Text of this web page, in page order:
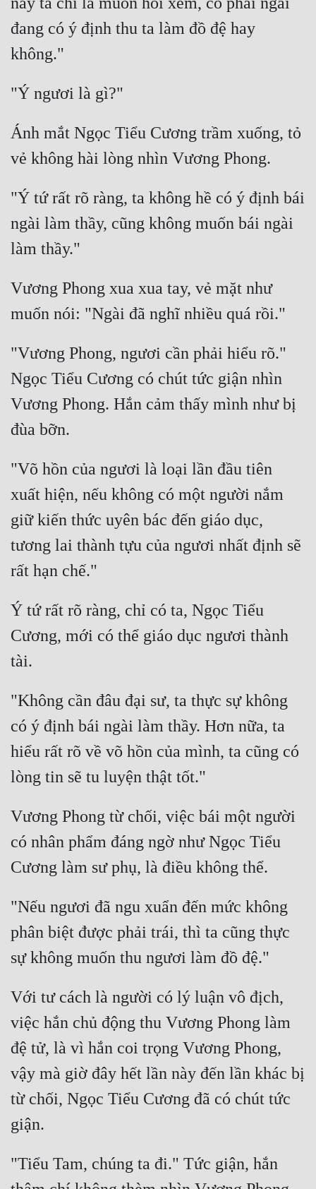
đang có ý định thu ta làm đồ đệ hay
Ánh mắt Ngọc Tiểu Cương trầm xuống, tỏ
"Ý tứ rất rõ ràng, ta không hề có ý định bái
ngài làm thầy, cũng không muốn bái ngài
Vương Phong xua xua tay, vẻ mặt như
"Vương Phong, ngươi cần phải hiểu rõ."
Ngọc Tiểu Cương có chút tức giận nhìn
Vương Phong. Hắn cảm thấy mình như bị
"Võ hồn của ngươi là loại lần đầu tiên
xuất hiện, nếu không có một người nắm
giữ kiến thức uyên bác đến giáo dục,
tương lai thành tựu của ngươi nhất định sẽ
Ý tứ rất rõ ràng, chỉ có ta, Ngọc Tiểu
Cương, mới có thể giáo dục ngươi thành
"Không cần đâu đại sư, ta thực sự không
có ý định bái ngài làm thầy. Hơn nữa, ta
hiểu rất rõ về võ hồn của mình, ta cũng có
Vương Phong từ chối, việc bái một người
có nhân phẩm đáng ngờ như Ngọc Tiểu
"Nếu ngươi đã ngu xuẩn đến mức không
phân biệt được phải trái, thì ta cũng thực
Với tư cách là người có lý luận vô địch,
việc hắn chủ động thu Vương Phong làm
đệ tử, là vì hắn coi trọng Vương Phong,
vậy mà giờ đây hết lần này đến lần khác bị
từ chối, Ngọc Tiểu Cương đã có chút tức
"Tiểu Tam, chúng ta đi." Tức giận, hắn